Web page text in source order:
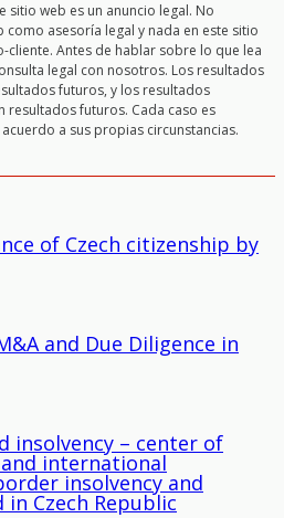
sitio web es un anuncio legal. No
asesoría legal y nada en este sitio
Antes de hablar sobre lo que lea
legal con nosotros. Los resultados
futuros, y los resultados
resultados futuros. Cada caso es
a sus propias circunstancias.
of Czech citizenship by
and Due Diligence in
insolvency – center of
international
insolvency and
Czech Republic